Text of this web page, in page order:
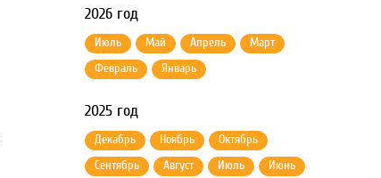
2026 год
Июль Май Апрель
Март
Февраль
Январь
2025 год
Декабрь Ноябрь
Октябрь
Сентябрь
Август Июль
Июнь